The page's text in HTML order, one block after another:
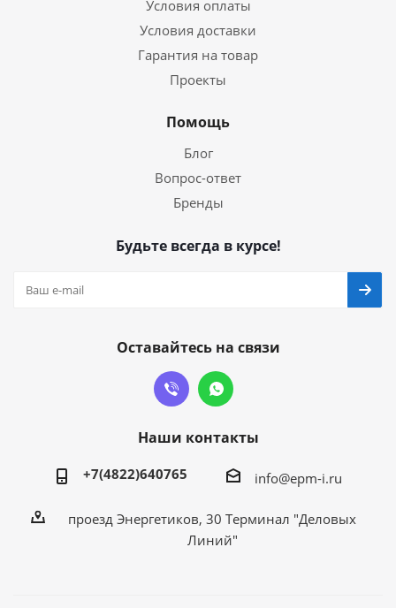
Условия оплаты
Условия доставки
Гарантия на товар
Проекты
Помощь
Блог
Вопрос-ответ
Бренды
Будьте всегда в курсе!
Оставайтесь на связи
Наши контакты
+7(4822)640765 info@epm-i.ru
проезд Энергетиков, 30 Терминал "Деловых
Линий"